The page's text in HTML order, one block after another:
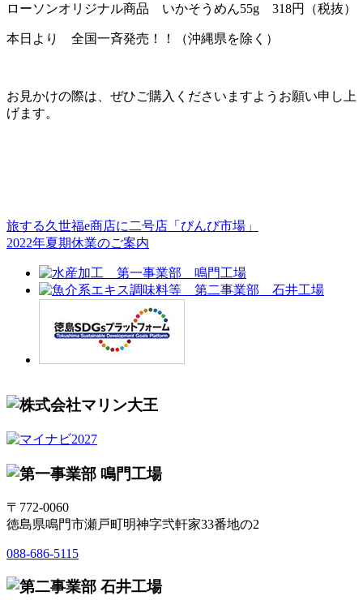
ローソンオリジナル商品 いかそうめん55g 318円（税抜）
本日より 全国一斉発売！！（沖縄県を除く）
お見かけの際は、ぜひご購入くださいますようお願い申し上
げます。
旅する久世福e商店に二号店「びんび市場」
2022年夏期休業のご案内
〒772-0060
徳島県鳴門市瀬戸町明神字弐軒家33番地の2
088-686-5115